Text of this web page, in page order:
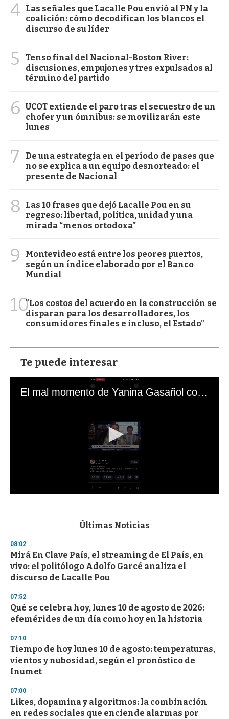
4 Las señales que Lacalle Pou envió al PN y la
coalición: cómo decodifican los blancos el
discurso de su líder
5
Tenso final del Nacional-Boston River:
discusiones, empujones y tres expulsados al
término del partido
6 UCOT extiende el paro tras el secuestro de un
chofer y un ómnibus: se movilizarán este
lunes
7
De una estrategia en el período de pases que
no se explica a un equipo desnorteado: el
presente de Nacional
8
Las 10 frases que dejó Lacalle Pou en su
regreso: libertad, política, unidad y una
mirada “menos ortodoxa”
9
Montevideo está entre los peores puertos,
según un índice elaborado por el Banco
Mundial
10"Los costos del acuerdo en la construcción se
disparan para los desarrolladores, los
consumidores finales e incluso, el Estado"
Te puede interesar
El mal momento de Yanina Gasañol con un hincha argentino en "Subrayado"
s
d
s
o
f
3
s
e
c
o
d
s
Últimas Noticias
08:02
Mirá En Clave País, el streaming de El País, en
vivo: el politólogo Adolfo Garcé analiza el
discurso de Lacalle Pou
07:52
Qué se celebra hoy, lunes 10 de agosto de 2026:
efemérides de un día como hoy en la historia
07:10
Tiempo de hoy lunes 10 de agosto: temperaturas,
vientos y nubosidad, según el pronóstico de
Inumet
07:00
Likes, dopamina y algoritmos: la combinación
en redes sociales que enciende alarmas por